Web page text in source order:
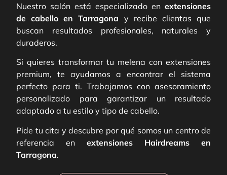
Nuestro salón está especializado en extensiones
de cabello en Tarragona y recibe clientas que
buscan resultados profesionales, naturales y
duraderos.
Si quieres transformar tu melena con extensiones
premium, te ayudamos a encontrar el sistema
perfecto para ti. Trabajamos con asesoramiento
personalizado para garantizar un resultado
adaptado a tu estilo y tipo de cabello.
Pide tu cita y descubre por qué somos un centro de
referencia en extensiones Hairdreams en
Tarragona.